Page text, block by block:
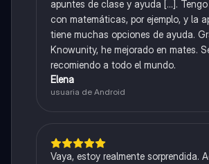
apuntes de clase y ayuda [...]. Tengo
con matemáticas, por ejemplo, y la
tiene muchas opciones de ayuda.
Knowunity, he mejorado en mates.
recomiendo a todo el mundo.
Elena
usuaria de Android
Vaya, estoy realmente sorprendida.